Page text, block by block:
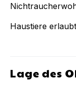
Haustiere erlaubt
Lage des